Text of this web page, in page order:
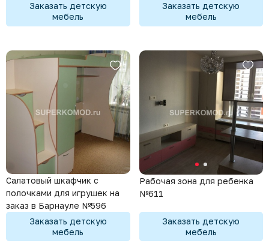
Заказать детскую
мебель
Заказать детскую
мебель
Салатовый шкафчик с
полочками для игрушек на
заказ в Барнауле №596
Заказать детскую
мебель
Рабочая зона для ребенка
№611
Заказать детскую
мебель